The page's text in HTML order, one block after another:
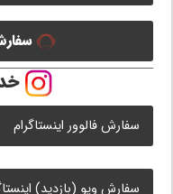
سفارش فالوور اینستاگرام
سفارش ویو (بازدید)